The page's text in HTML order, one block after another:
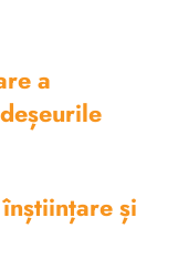
a
și